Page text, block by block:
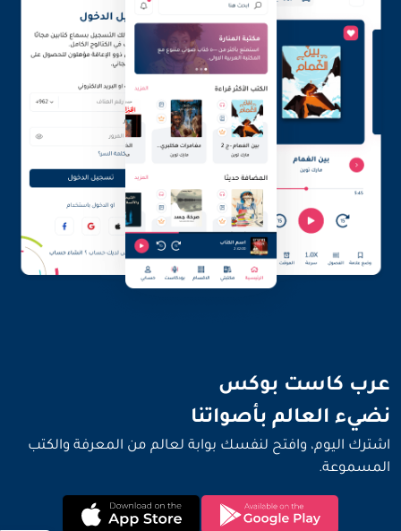
عرب كاست بوكس
نضيء العالم بأصواتنا
اشترك اليوم، وافتح لنفسك بوابة لعالم من المعرفة والكتب
المسموعة.